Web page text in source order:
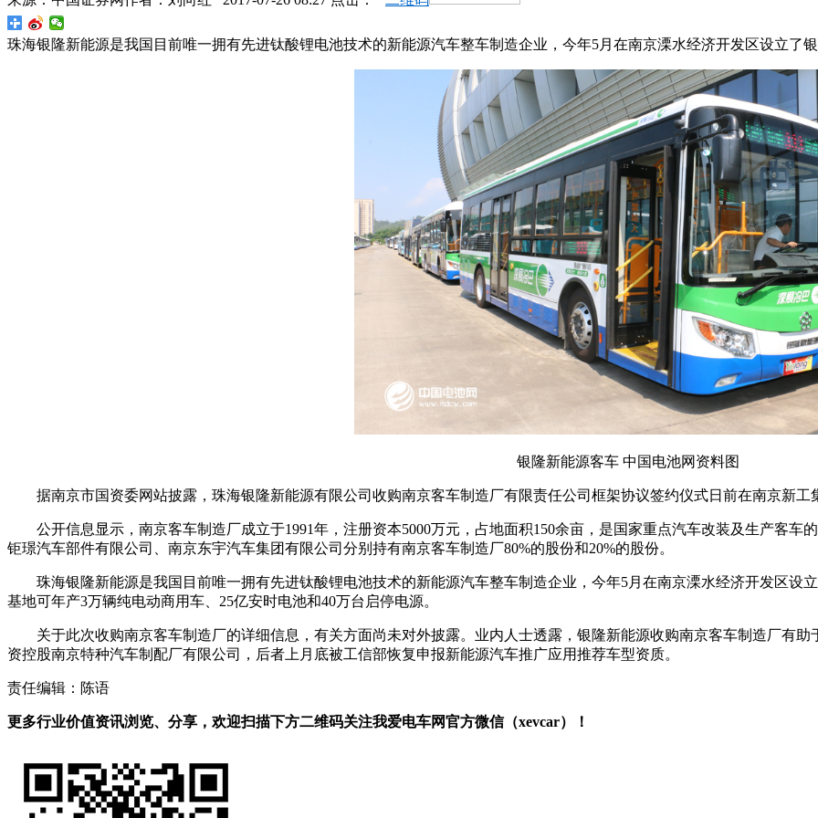
珠海银隆新能源是我国目前唯一拥有先进钛酸锂电池技术的新能源汽车整车制造企业，今年5月在南京溧水经济开发区设立了
银隆新能源客车 中国电池网资料图
据南京市国资委网站披露，珠海银隆新能源有限公司收购南京客车制造厂有限责任公司框架协议签约仪式日前在南京新工
公开信息显示，南京客车制造厂成立于1991年，注册资本5000万元，占地面积150余亩，是国家重点汽车改装及生产客车
钜璟汽车部件有限公司、南京东宇汽车集团有限公司分别持有南京客车制造厂80%的股份和20%的股份。
珠海银隆新能源是我国目前唯一拥有先进钛酸锂电池技术的新能源汽车整车制造企业，今年5月在南京溧水经济开发区设
基地可年产3万辆纯电动商用车、25亿安时电池和40万台启停电源。
关于此次收购南京客车制造厂的详细信息，有关方面尚未对外披露。业内人士透露，银隆新能源收购南京客车制造厂有
资控股南京特种汽车制配厂有限公司，后者上月底被工信部恢复申报新能源汽车推广应用推荐车型资质。
责任编辑：陈语
更多行业价值资讯浏览、分享，欢迎扫描下方二维码关注我爱电车网官方微信（xevcar）！